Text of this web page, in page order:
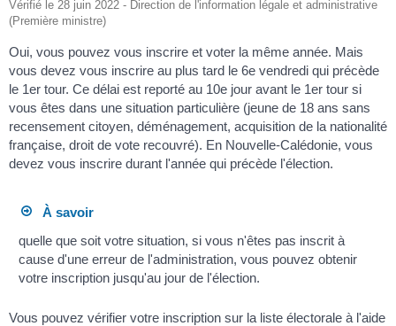
Vérifié le 28 juin 2022 - Direction de l'information légale et administrative
(Première ministre)
Oui, vous pouvez vous inscrire et voter la même année. Mais
vous devez vous inscrire au plus tard le 6e vendredi qui précède
le 1er tour. Ce délai est reporté au 10e jour avant le 1er tour si
vous êtes dans une situation particulière (jeune de 18 ans sans
recensement citoyen, déménagement, acquisition de la nationalité
française, droit de vote recouvré). En Nouvelle-Calédonie, vous
devez vous inscrire durant l'année qui précède l'élection.
À savoir
quelle que soit votre situation, si vous n'êtes pas inscrit à
cause d'une erreur de l'administration, vous pouvez obtenir
votre inscription jusqu'au jour de l'élection.
Vous pouvez vérifier votre inscription sur la liste électorale à l'aide